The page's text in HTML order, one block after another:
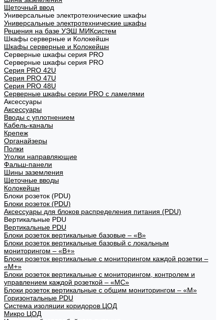
Щеточный ввод
Универсальные электротехнические шкафы
Универсальные электротехнические шкафы
Решения на базе УЭШ МИКсистем
Шкафы серверные и Колокейшн
Шкафы серверные и Колокейшн
Серверные шкафы серия PRO
Серверные шкафы серия PRO
Серия PRO 42U
Серия PRO 47U
Серия PRO 48U
Серверные шкафы серии PRO с ламелями
Аксессуары
Аксессуары
Вводы с уплотнением
Кабель-каналы
Крепеж
Органайзеры
Полки
Уголки направляющие
Фальш-панели
Шины заземления
Щеточные вводы
Колокейшн
Блоки розеток (PDU)
Блоки розеток (PDU)
Аксессуары для блоков распределения питания (PDU)
Вертикальные PDU
Вертикальные PDU
Блоки розеток вертикальные базовые – «В»
Блоки розеток вертикальные базовый с локальным
мониторингом – «В+»
Блоки розеток вертикальные с мониторингом каждой розетки –
«М+»
Блоки розеток вертикальные с мониторингом, контролем и
управлением каждой розеткой – «МС»
Блоки розеток вертикальные с общим мониторингом – «М»
Горизонтальные PDU
Система изоляции коридоров ЦОД
Микро ЦОД